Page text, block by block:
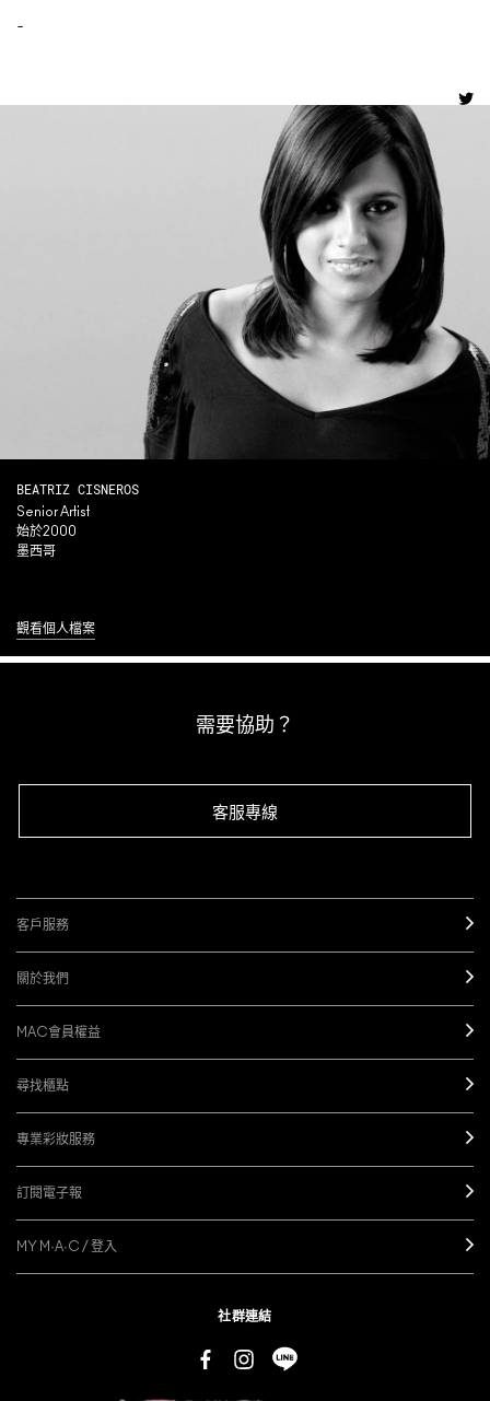
BEATRIZ CISNEROS
Senior Artist
始於2000
墨西哥
觀看個人檔案
需要協助？
客服專線
客戶服務
關於我們
MAC會員權益
尋找櫃點
專業彩妝服務
訂閱電子報
MY M·A·C / 登入
社群連結